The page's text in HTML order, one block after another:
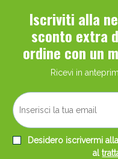
Iscriviti alla
sconto extra
ordine con un
Ricevi in
Desidero iscrivermi
al